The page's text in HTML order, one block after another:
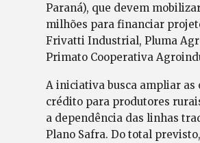
Paraná), que devem
milhões para financiar
Frivatti Industrial, Pluma
Primato Cooperativa
A iniciativa busca ampliar as
crédito para produtores
a dependência das linhas
Plano Safra. Do total